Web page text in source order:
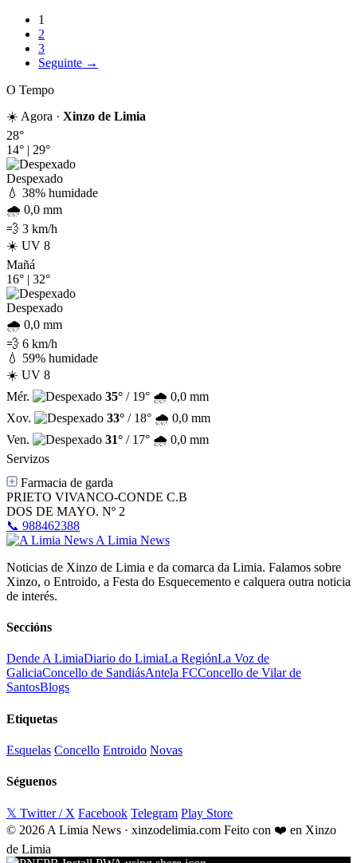
1
2
3
Seguinte →
O Tempo
☀️ Agora · Xinzo de Limia
28°
14° | 29°
Despexado
💧 38% humidade
🌧️ 0,0 mm
💨 3 km/h
☀️ UV 8
Mañá
16° | 32°
Despexado
🌧️ 0,0 mm
💨 6 km/h
💧 59% humidade
☀️ UV 8
Mér.
35° / 19° 🌧️ 0,0 mm
Xov.
33° / 18° 🌧️ 0,0 mm
Ven.
31° / 17° 🌧️ 0,0 mm
Servizos
Farmacia de garda
PRIETO VIVANCO-CONDE C.B
DOS DE MAYO. Nº 2
📞 988462388
A Limia News
Noticias de Xinzo de Limia e da comarca da Limia. Falamos sobre
Xinzo, o Entroido, a Festa do Esquecemento e calquera outra noticia
de interés.
Seccións
Dende A LimiaDiario do LimiaLa RegiónLa Voz de
GaliciaConcello de SandiásAntela FCConcello de Vilar de
SantosBlogs
Etiquetas
Esquelas Concello Entroido Novas
Séguenos
𝕏 Twitter / X Facebook Telegram Play Store
© 2026 A Limia News · xinzodelimia.com Feito con ❤️ en Xinzo
de Limia